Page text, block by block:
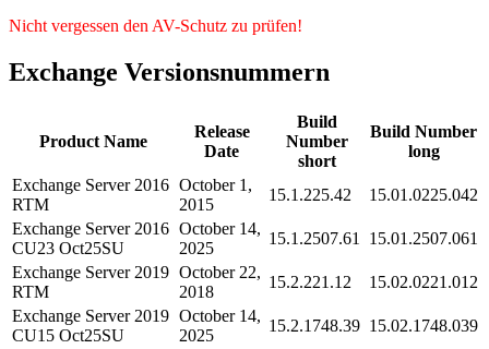
Nicht vergessen den AV-Schutz zu prüfen!
Exchange Versionsnummern
Product Name
Release
Date
Build
Number
short
Build Number
long
Exchange Server 2016
RTM
October 1,
2015
15.1.225.42
15.01.0225.042
Exchange Server 2016
CU23 Oct25SU
October 14,
2025
15.1.2507.61
15.01.2507.061
Exchange Server 2019
RTM
October 22,
2018
15.2.221.12
15.02.0221.012
Exchange Server 2019
CU15 Oct25SU
October 14,
2025
15.2.1748.39 15.02.1748.039